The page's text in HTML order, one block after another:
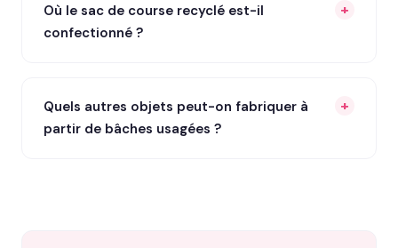
Où le sac de course recyclé est-il
confectionné ?
Quels autres objets peut-on fabriquer à
partir de bâches usagées ?